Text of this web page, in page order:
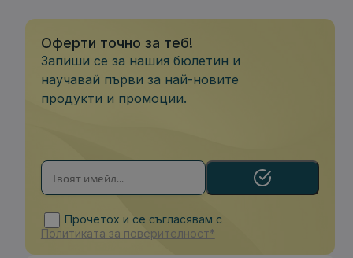
Оферти точно за теб!
Запиши се за нашия бюлетин и
научавай първи за най-новите
продукти и промоции.
Прочетох и се съгласявам с
Политиката за поверителност*